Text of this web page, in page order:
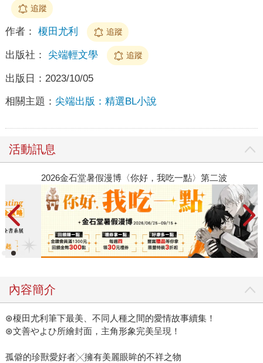
追蹤
作者： 榎田尤利 追蹤
出版社： 尖端輕文學 追蹤
出版日： 2023/10/05
相關主題： 尖端出版：精選BL小說
活動訊息
2026金石堂暑假漫博〈你好，我吃一點〉第二波
內容簡介
⊛榎田尤利筆下最美、不同人種之間的愛情故事續集！
⊛文善やよひ所繪封面，主角形象完美呈現！
孤僻的珍獸愛好者╳擁有美麗眼眸的不祥之物